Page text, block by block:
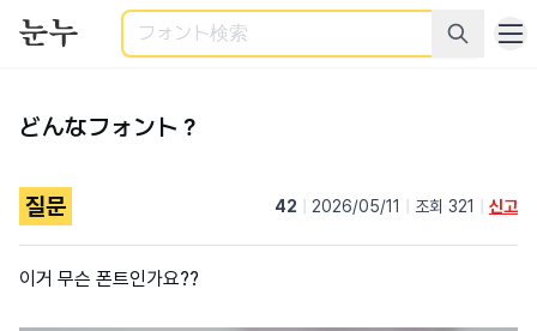
検索
どんなフォント？
질문 42 2026/05/11 조회 321 신고
이거 무슨 폰트인가요??